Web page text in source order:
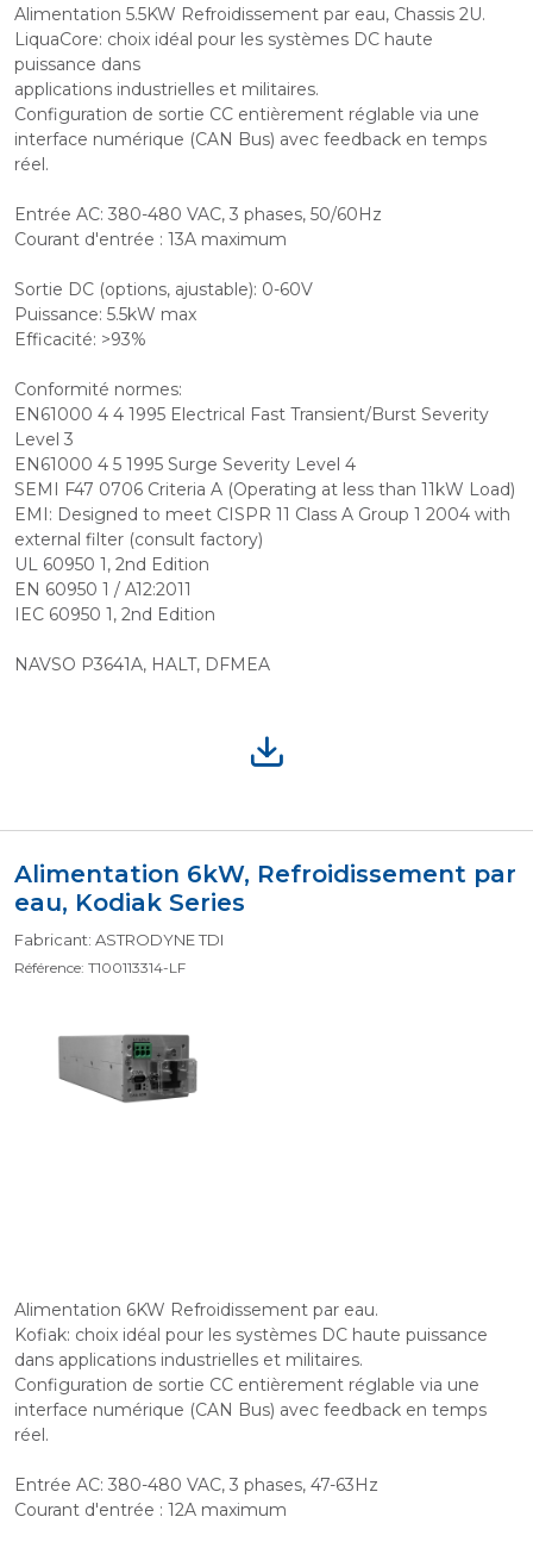
Alimentation 5.5KW Refroidissement par eau, Chassis 2U.
LiquaCore: choix idéal pour les systèmes DC haute
puissance dans
applications industrielles et militaires.
Configuration de sortie CC entièrement réglable via une
interface numérique (CAN Bus) avec feedback en temps
réel.
Entrée AC: 380-480 VAC, 3 phases, 50/60Hz
Courant d'entrée : 13A maximum
Sortie DC (options, ajustable): 0-60V
Puissance: 5.5kW max
Efficacité: >93%
Conformité normes:
EN61000 4 4 1995 Electrical Fast Transient/Burst Severity
Level 3
EN61000 4 5 1995 Surge Severity Level 4
SEMI F47 0706 Criteria A (Operating at less than 11kW Load)
EMI: Designed to meet CISPR 11 Class A Group 1 2004 with
external filter (consult factory)
UL 60950 1, 2nd Edition
EN 60950 1 / A12:2011
IEC 60950 1, 2nd Edition
NAVSO P3641A, HALT, DFMEA
Alimentation 6kW, Refroidissement par
eau, Kodiak Series
Fabricant: ASTRODYNE TDI
Référence: T100113314-LF
Alimentation 6KW Refroidissement par eau.
Kofiak: choix idéal pour les systèmes DC haute puissance
dans applications industrielles et militaires.
Configuration de sortie CC entièrement réglable via une
interface numérique (CAN Bus) avec feedback en temps
réel.
Entrée AC: 380-480 VAC, 3 phases, 47-63Hz
Courant d'entrée : 12A maximum